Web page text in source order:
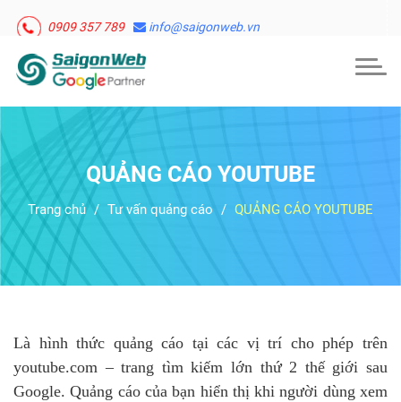
0909 357 789 info@saigonweb.vn
QUẢNG CÁO YOUTUBE
Trang chủ Tư vấn quảng cáo QUẢNG CÁO YOUTUBE
Là hình thức quảng cáo tại các vị trí cho phép trên
youtube.com – trang tìm kiếm lớn thứ 2 thế giới sau
Google. Quảng cáo của bạn hiển thị khi người dùng xem